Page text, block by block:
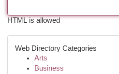
HTML is allowed
Web Directory Categories
Arts
Business